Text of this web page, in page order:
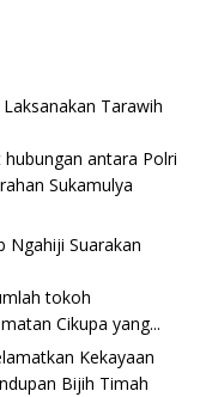
Tarawih
antara Polri
Sukamulya
Ngahiji Suarakan
tokoh
Cikupa yang...
Kekayaan
Bijih Timah